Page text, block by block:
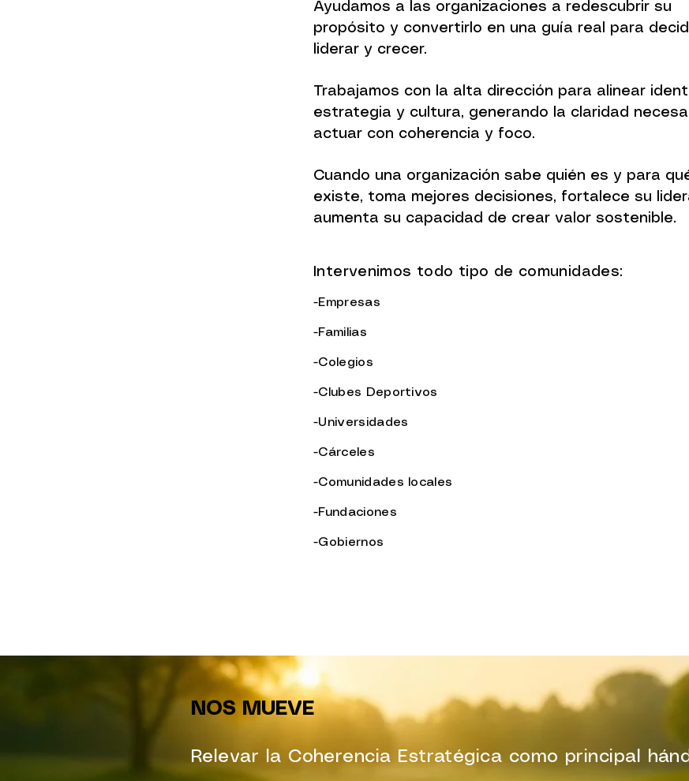
Ayudamos a las organizaciones a redescubrir su
propósito y convertirlo en una guía real para
liderar y crecer.
Trabajamos con la alta dirección para alinear
estrategia y cultura, generando la claridad
actuar con coherencia y foco.
Cuando una organización sabe quién es y para
existe, toma mejores decisiones, fortalece su
aumenta su capacidad de crear valor sostenible.
Intervenimos todo tipo de comunidades:
-Empresas
-Familias
-Colegios
-Clubes Deportivos
-Universidades
-Cárceles
-Comunidades locales
-Fundaciones
-Gobiernos
NOS MUEVE
Relevar la Coherencia Estratégica como principal